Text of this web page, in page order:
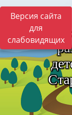
Версия сайта
для
слабовидящих